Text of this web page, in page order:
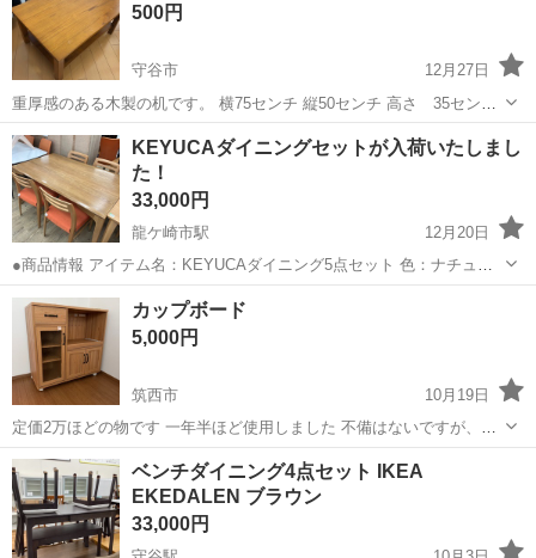
ずお読...
500円
守谷市
12月27日
重厚感のある木製の机です。 横75センチ 縦50センチ 高さ 35センチ
※タバコを吸う人はいません ※ペットは飼っていません よろしくお願
いします。
茨城 守谷市 ダイニングセット
KEYUCAダイニングセットが入荷いたしまし
た！
33,000円
龍ケ崎市駅
12月20日
●商品情報 アイテム名：KEYUCAダイニング5点セット 色：ナチュラ
ル×オレンジ お問い合わせ番号：1090009886636 ※店頭でも販売して
おりますので先に売れてしまう可能性がございます。予めご了承くだ
さ...
茨城 龍ケ崎市 龍ケ崎市駅
カップボード
5,000円
筑西市
10月19日
定価2万ほどの物です 一年半ほど使用しました 不備はないですが、少
し傷があるので お値下げしました 宜しくお願いします。
茨城 筑西市 ダイニングセット
ベンチダイニング4点セット IKEA
EKEDALEN ブラウン
33,000円